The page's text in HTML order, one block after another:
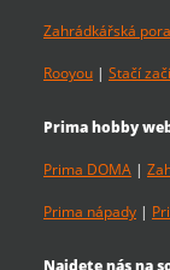
Zahrádkářská
Rooyou | Stačí
Prima hobby
Prima DOMA |
Prima nápady |
Najdete nás na